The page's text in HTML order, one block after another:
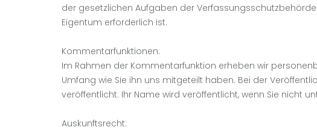
der gesetzlichen Aufgaben der
Eigentum erforderlich ist.
Kommentarfunktionen:
Im Rahmen der Kommentarfunktion erheben wir
Umfang wie Sie ihn uns mitgeteilt haben. Bei der
veröffentlicht. Ihr Name wird veröffentlicht, wenn Sie nicht
Auskunftsrecht: